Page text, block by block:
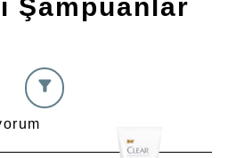
Şampuanlar